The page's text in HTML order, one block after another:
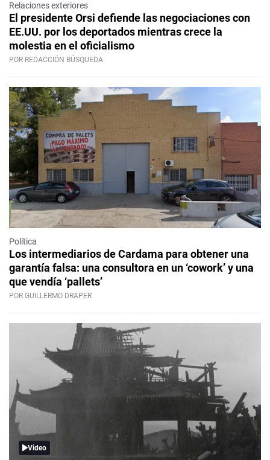
Relaciones exteriores
El presidente Orsi defiende las negociaciones con
EE.UU. por los deportados mientras crece la
molestia en el oficialismo
POR REDACCIÓN BÚSQUEDA
Política
Los intermediarios de Cardama para obtener una
garantía falsa: una consultora en un ‘cowork’ y una
que vendía ‘pallets’
POR GUILLERMO DRAPER
Video